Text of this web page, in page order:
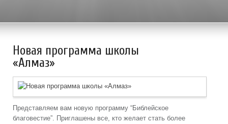
Новая программа школы
«Алмаз»
Представляем вам новую программу “Библейское
благовестие”. Приглашены все, кто желает стать более